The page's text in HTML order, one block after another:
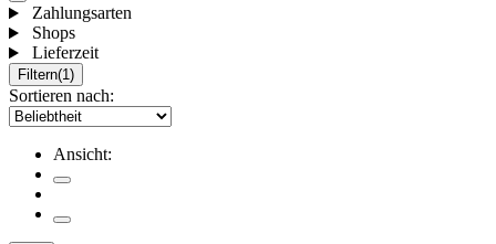
Zahlungsarten
Shops
Lieferzeit
Filtern(1)
Sortieren nach:
Ansicht: